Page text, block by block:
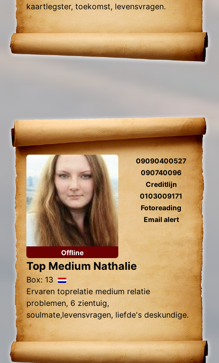
kaartlegster, toekomst, levensvragen.
Offline
09090400527
090740096
Creditlijn
0103009171
Fotoreading
Email alert
Top Medium Nathalie
Box: 13
Ervaren toprelatie medium relatie
problemen, 6 zientuig,
soulmate,levensvragen, liefde's deskundige.